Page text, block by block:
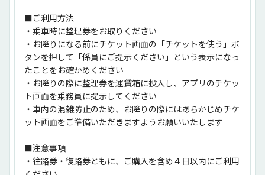
■ご利用方法
・乗車時に整理券をお取りください
・お降りになる前にチケット画面の「チケットを使う」ボ
タンを押して「係員にご提示ください」という表示になっ
たことをお確かめください
・お降りの際に整理券を運賃箱に投入し、アプリのチケッ
ト画面を乗務員に提示してください
・車内の混雑防止のため、お降りの際にはあらかじめチケ
ット画面をご準備いただきますようお願いいたします
■注意事項
・往路券・復路券ともに、ご購入を含め４日以内にご利用